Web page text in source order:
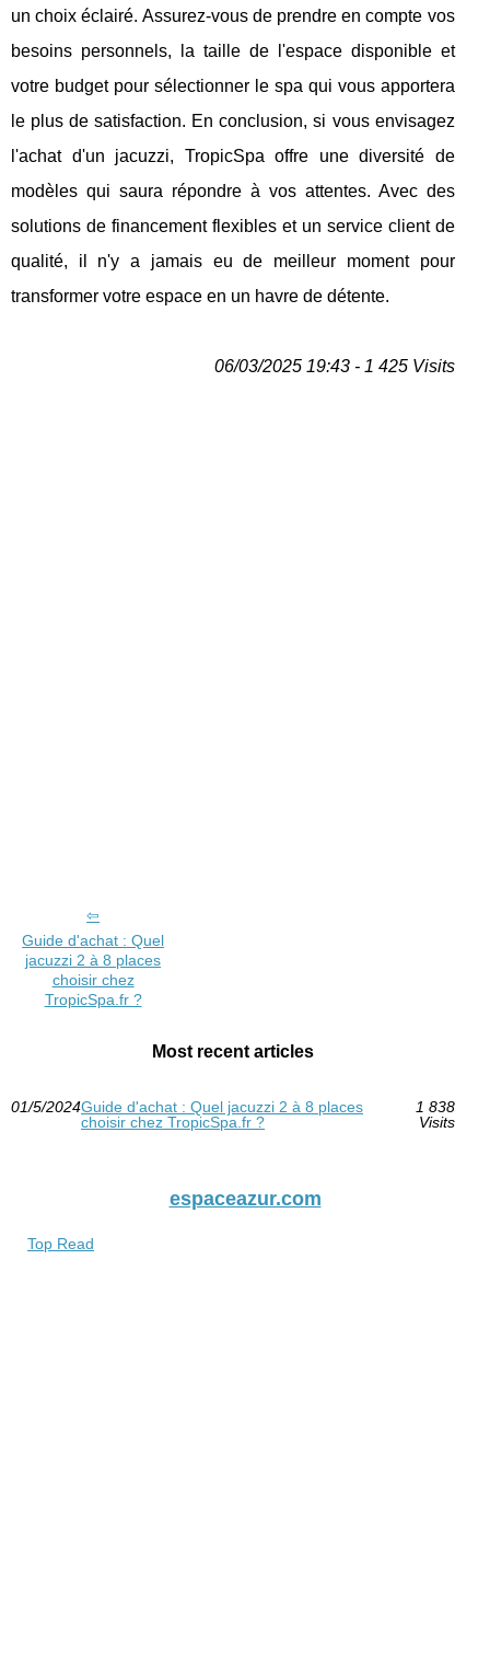
un choix éclairé. Assurez-vous de prendre en compte vos
besoins personnels, la taille de l'espace disponible et
votre budget pour sélectionner le spa qui vous apportera
le plus de satisfaction. En conclusion, si vous envisagez
l'achat d'un jacuzzi, TropicSpa offre une diversité de
modèles qui saura répondre à vos attentes. Avec des
solutions de financement flexibles et un service client de
qualité, il n'y a jamais eu de meilleur moment pour
transformer votre espace en un havre de détente.
06/03/2025 19:43 - 1 425 Visits
Guide d'achat : Quel
jacuzzi 2 à 8 places
choisir chez
TropicSpa.fr ?
Most recent articles
01/5/2024Guide d'achat : Quel jacuzzi 2 à 8 places
choisir chez TropicSpa.fr ?
1 838
Visits
espaceazur.com
Top Read